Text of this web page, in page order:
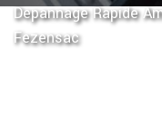
Depannage Rapide
Fezensac